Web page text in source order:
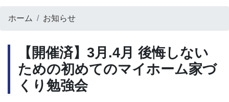
ホーム お知らせ
【開催済】3月.4月 後悔しない
ための初めてのマイホーム家づ
くり勉強会